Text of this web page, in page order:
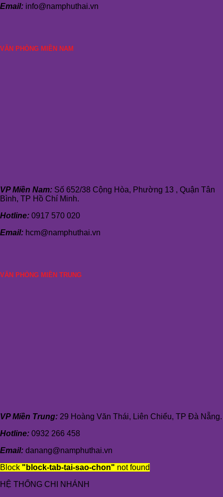
Email: info@namphuthai.vn
VĂN PHÒNG MIỀN NAM
VP Miền Nam: Số 652/38 Cộng Hòa, Phường 13 , Quận Tân
Bình, TP Hồ Chí Minh.
Hotline: 0917 570 020
Email: hcm@namphuthai.vn
VĂN PHÒNG MIỀN TRUNG
VP Miền Trung: 29 Hoàng Văn Thái, Liên Chiểu, TP Đà Nẵng.
Hotline: 0932 266 458
Email: danang@namphuthai.vn
Block "block-tab-tai-sao-chon" not found
HỆ THỐNG CHI NHÁNH